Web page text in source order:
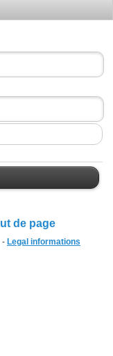
de page
- Legal informations